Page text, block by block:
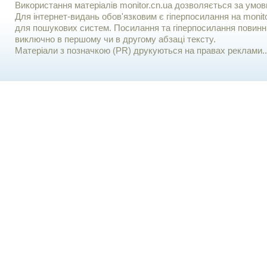
Використання матерiалiв monitor.cn.ua дозволяється за
Для iнтернет-видань обов'язковим є гiперпосилання на
для пошукових систем. Посилання та гіперпосилання
виключно в першому чи в другому абзаці тексту.
Матеріали з позначкою (PR) друкуються на правах реклами..